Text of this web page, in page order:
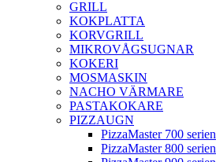
GRILL
KOKPLATTA
KORVGRILL
MIKROVÅGSUGNAR
KOKERI
MOSMASKIN
NACHO VÄRMARE
PASTAKOKARE
PIZZAUGN
PizzaMaster 700 serien
PizzaMaster 800 serien